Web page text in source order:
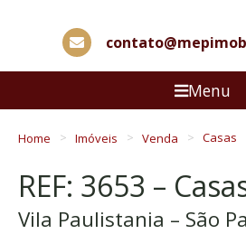
Menu
Home Imóveis Venda Casas
REF: 3653 –
Vila Paulistania – São